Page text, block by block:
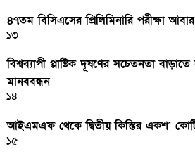
৪৭তম বিসিএসের প্রিলিমিনারি পরীক্ষা
১৩
বিশ্বব্যাপী প্লাষ্টিক দূষণের সচেতনতা
মানববন্ধন
১৪
আইএমএফ থেকে দ্বিতীয় কিস্তির একশ’
১৫